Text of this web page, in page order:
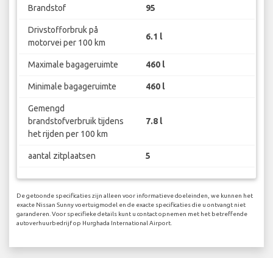
Brandstof 95
Drivstofforbruk på
motorvei per 100 km
6.1 l
Maximale bagageruimte 460 l
Minimale bagageruimte 460 l
Gemengd
brandstofverbruik tijdens
het rijden per 100 km
7.8 l
aantal zitplaatsen 5
De getoonde specificaties zijn alleen voor informatieve doeleinden, we kunnen het
exacte Nissan Sunny voertuigmodel en de exacte specificaties die u ontvangt niet
garanderen. Voor specifieke details kunt u contact opnemen met het betreffende
autoverhuurbedrijf op Hurghada International Airport.